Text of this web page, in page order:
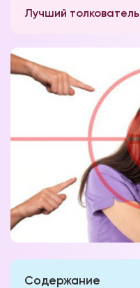
Лучший
Содержание